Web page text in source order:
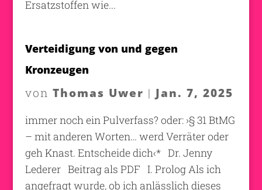
Ersatzstoffen wie...
Verteidigung von und gegen
Kronzeugen
von Thomas Uwer | Jan. 7, 2025
immer noch ein Pulverfass? oder: ›§ 31 BtMG
– mit anderen Worten… werd Verräter oder
geh Knast. Entscheide dich‹* Dr. Jenny
Lederer Beitrag als PDF I. Prolog Als ich
angefragt wurde, ob ich anlässlich dieses